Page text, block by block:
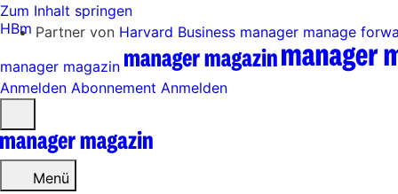
Zum Inhalt springen
Partner von Harvard Business manager manage
manager magazin
Anmelden Abonnement Anmelden
öffnen
Menü
HBm